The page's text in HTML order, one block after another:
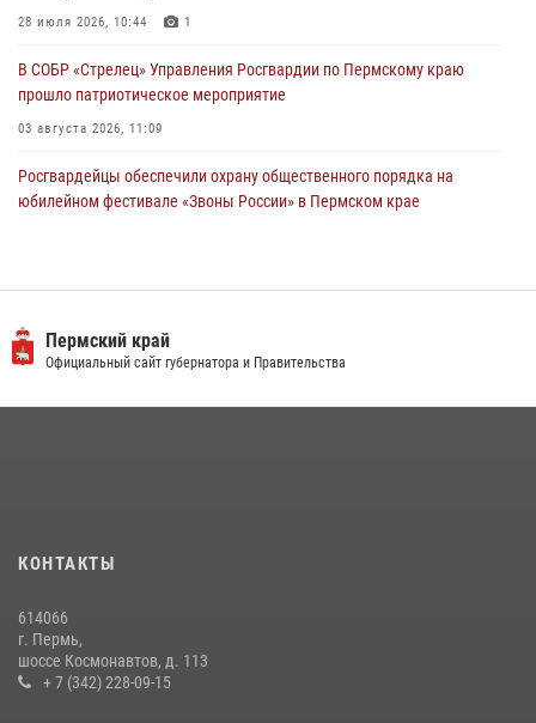
28 июля 2026, 10:44 1
В СОБР «Стрелец» Управления Росгвардии по Пермскому краю
прошло патриотическое мероприятие
03 августа 2026, 11:09
Росгвардейцы обеспечили охрану общественного порядка на
юбилейном фестивале «Звоны России» в Пермском крае
ветеринарно-санитарной службы с годовщиной образования
13 июля 2026, 10:43
24 июля 2026, 08:45
Пермский край
Официальный сайт губернатора и Правительства
КОНТАКТЫ
614066
г. Пермь,
шоссе Космонавтов, д. 113
+ 7 (342) 228-09-15